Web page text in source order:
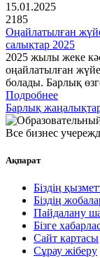
15.01.2025
2185
Оңайлатылған
салықтар 2025
2025 жылы жеке
оңайлатылған
болады. Барлық
Подробнее
Барлық
Все бизнес
Ақпарат
Біздің
Біздің
Пайдалану
Бізге
Сайт картасы
Сұрау жіберу